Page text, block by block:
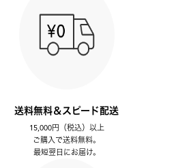
送料無料＆スピード配送
15,000円（税込）以上
ご購入で送料無料。
最短翌日にお届け。